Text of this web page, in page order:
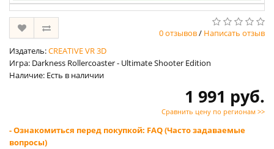
0 отзывов/ Написать отзыв
Издатель:CREATIVE VR 3D
Игра: Darkness Rollercoaster - Ultimate Shooter Edition
Наличие: Есть в наличии
1 991 руб.
Сравнить цену по регионам >>
- Ознакомиться перед покупкой: FAQ (Часто задаваемые
вопросы)